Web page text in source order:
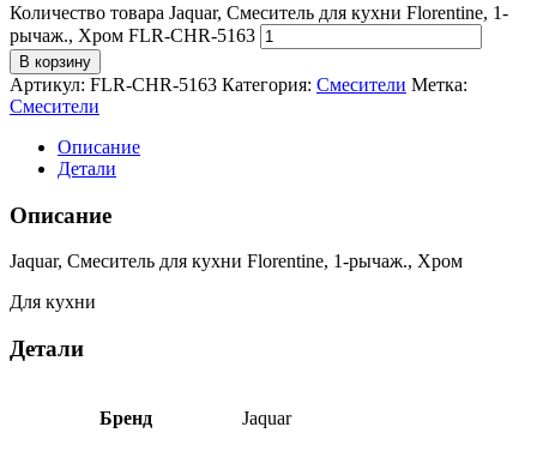
Количество товара Jaquar, Смеситель для кухни Florentine, 1-
рычаж., Хром FLR-CHR-5163
В корзину
Артикул: FLR-CHR-5163 Категория: Смесители Метка:
Смесители
Описание
Детали
Описание
Jaquar, Смеситель для кухни Florentine, 1-рычаж., Хром
Для кухни
Детали
Бренд Jaquar